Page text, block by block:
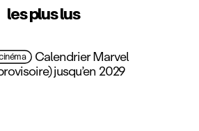
les plus lus
Calendrier Marvel
jusqu’en 2029